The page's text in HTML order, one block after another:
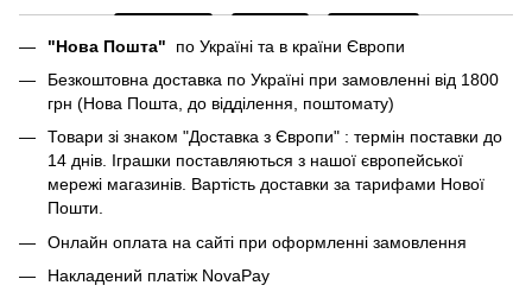
"Нова Пошта" по Україні та в країни Європи
Безкоштовна доставка по Україні при замовленні від 1800
грн (Нова Пошта, до відділення, поштомату)
Товари зі знаком "Доставка з Європи" : термін поставки до
14 днів. Іграшки поставляються з нашої європейської
мережі магазинів. Вартість доставки за тарифами Нової
Пошти.
Онлайн оплата на сайті при оформленні замовлення
Накладений платіж NovaPay